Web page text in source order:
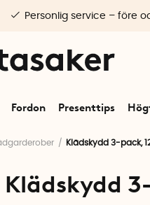
Fordon Presenttips
Personlig service – före
Klädskydd 3-pack,
Klädskydd